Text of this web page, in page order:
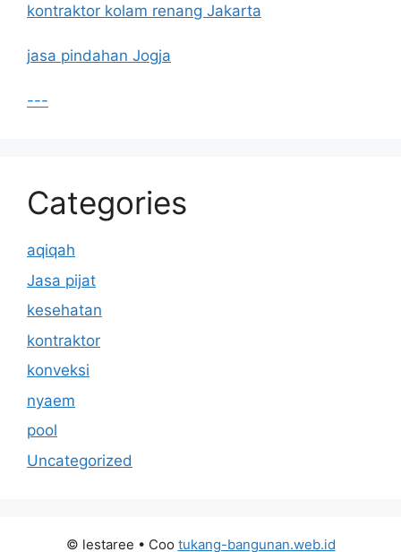
kontraktor kolam renang Jakarta
jasa pindahan Jogja
---
Categories
aqiqah
Jasa pijat
kesehatan
kontraktor
konveksi
nyaem
pool
Uncategorized
© lestaree • Coo tukang-bangunan.web.id